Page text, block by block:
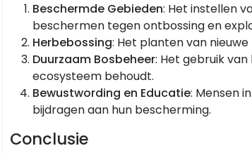
Beschermde Gebieden: Het instellen
beschermen tegen ontbossing en
Herbebossing: Het planten van
Duurzaam Bosbeheer: Het gebruik
ecosysteem behoudt.
Bewustwording en Educatie: Mensen
bijdragen aan hun bescherming.
Conclusie